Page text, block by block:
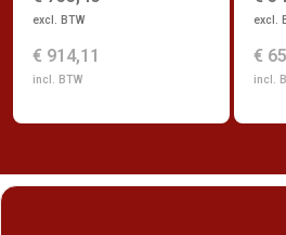
excl. BTW
€ 914,11
incl. BTW
excl.
€
incl.